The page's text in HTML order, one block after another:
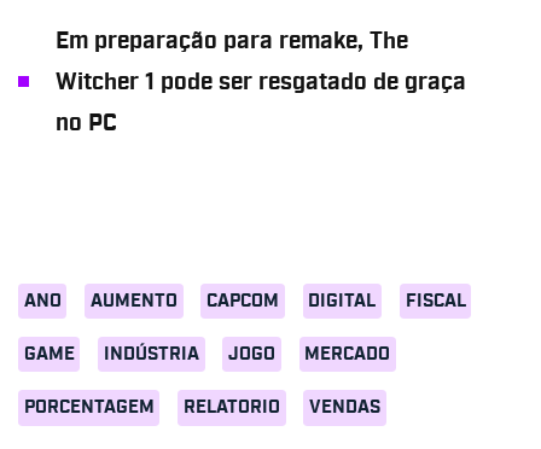
ANO AUMENTO CAPCOM DIGITAL FISCAL
GAME INDÚSTRIA JOGO MERCADO
PORCENTAGEM RELATORIO VENDAS
Em preparação para remake, The
Witcher 1 pode ser resgatado de graça
no PC